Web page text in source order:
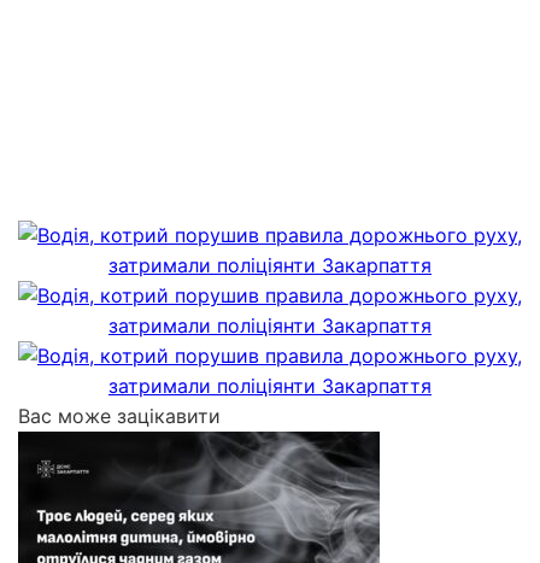
Вас може зацікавити